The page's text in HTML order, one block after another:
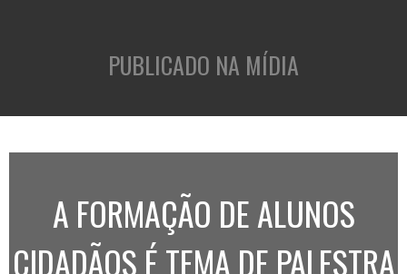
PUBLICADO NA MÍDIA
A FORMAÇÃO DE ALUNOS
CIDADÃOS É TEMA DE PALESTRA